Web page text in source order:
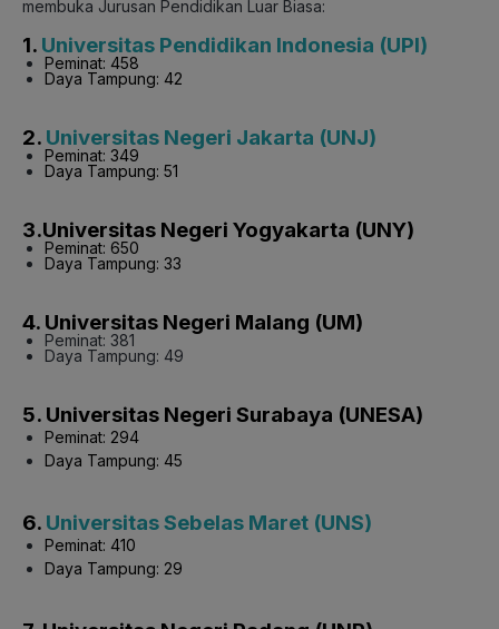
membuka Jurusan Pendidikan Luar Biasa:
1. Universitas Pendidikan Indonesia (UPI)
Peminat: 458
Daya Tampung: 42
2. Universitas Negeri Jakarta (UNJ)
Peminat: 349
Daya Tampung: 51
3.Universitas Negeri Yogyakarta (UNY)
Peminat: 650
Daya Tampung: 33
4. Universitas Negeri Malang (UM)
Peminat: 381
Daya Tampung: 49
5. Universitas Negeri Surabaya (UNESA)
Peminat: 294
Daya Tampung: 45
6. Universitas Sebelas Maret (UNS)
Peminat: 410
Daya Tampung: 29